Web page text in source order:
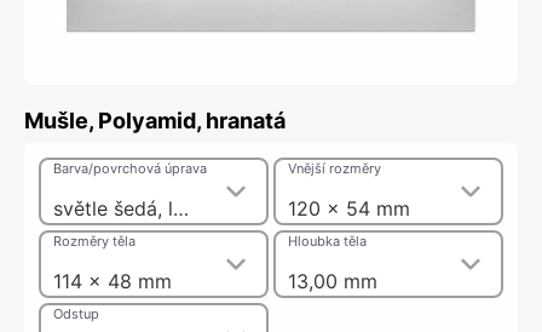
Mušle, Polyamid, hranatá
světle šedá, lesklé
Barva/povrchová úprava
120 x 54 mm
Vnější rozměry
114 x 48 mm
Rozměry těla
13,00 mm
Hloubka těla
Odstup